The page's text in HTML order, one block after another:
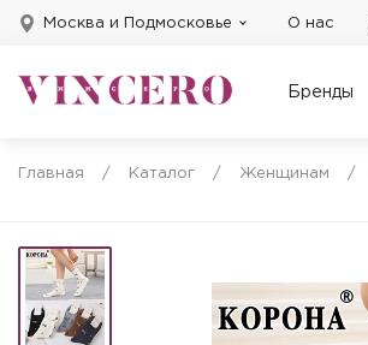
Москва и Подмосковье О нас
Бренды
Главная / Каталог / Женщинам /